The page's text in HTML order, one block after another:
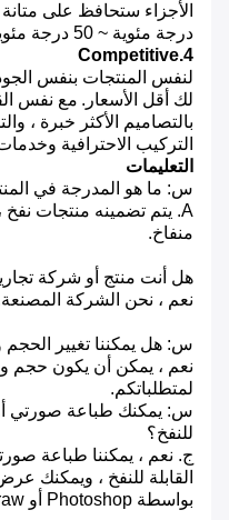
درجة مئوية ~ 50 درجة مئوية.
4.Competitive
لنفس المنتجات بنفس
لك أقل الأسعار. مع نفس
بالتصاميم الأكثر خبرة ،
التركيب الاحترافية
التعليمات
س: ما هو المدرجة في
منفاخ.
هل أنت منتج أو شركة
نعم ، نحن الشركة
س: هل يمكننا تغيير
نعم ، يمكن أن يكون
لمتطلباتكم.
س: يمكنك طباعة صورتي أو
للنفخ؟
ج. نعم ، يمكننا طباعة
القابلة للنفخ ، ويمكنك
بواسطة Photoshop أو Core Draw أو AI.